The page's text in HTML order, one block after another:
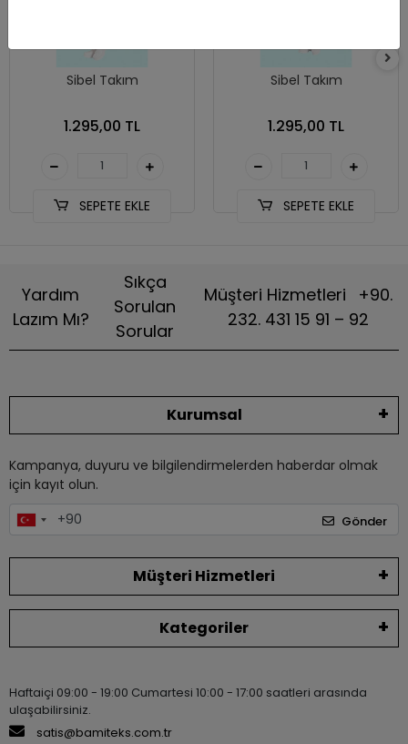
Sibel Takım
1.295,00 TL
SEPETE EKLE
Sibel Takım
1.295,00 TL
SEPETE EKLE
Yardım
Lazım Mı?
Sıkça
Sorulan
Sorular
Müşteri Hizmetleri
+90.
232. 431 15 91 – 92
Kurumsal
Kampanya, duyuru ve bilgilendirmelerden haberdar olmak
için kayıt olun.
Gönder
Müşteri Hizmetleri
Kategoriler
Haftaiçi 09:00 - 19:00 Cumartesi 10:00 - 17:00 saatleri arasında
ulaşabilirsiniz.
satis@bamiteks.com.tr